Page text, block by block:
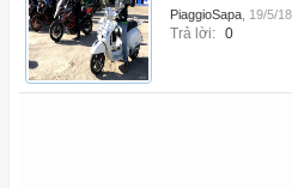
PiaggioSapa 19/5/18
Trả lời: 0